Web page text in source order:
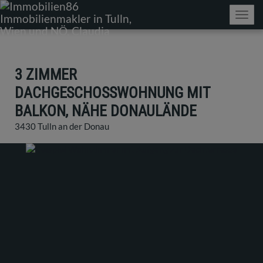
3 ZIMMER
DACHGESCHOSSWOHNUNG MIT
BALKON, NÄHE DONAULÄNDE
3430 Tulln an der Donau